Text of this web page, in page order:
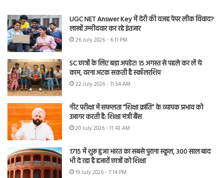
UGC NET Answer Key में देरी की वजह पेपर लीक विवाद?
लाखों उम्मीदवार कर रहे इंतजार
26 July 2026 - 6:11 PM
SC छात्रों के लिए बड़ा अपडेट! 15 अगस्त से पहले कर लें ये
काम, वरना अटक सकती है स्कॉलरशिप
22 July 2026 - 11:54 AM
नीट परीक्षा में सफलता “शिक्षा क्रांति” के व्यापक प्रभाव को
उजागर करती है: शिक्षा मंत्री बैंस
20 July 2026 - 11:43 AM
1715 में शुरू हुआ भारत का सबसे पुराना स्कूल, 300 साल बाद
भी दे रहा है हजारों छात्रों को शिक्षा
19 July 2026 - 7:14 PM